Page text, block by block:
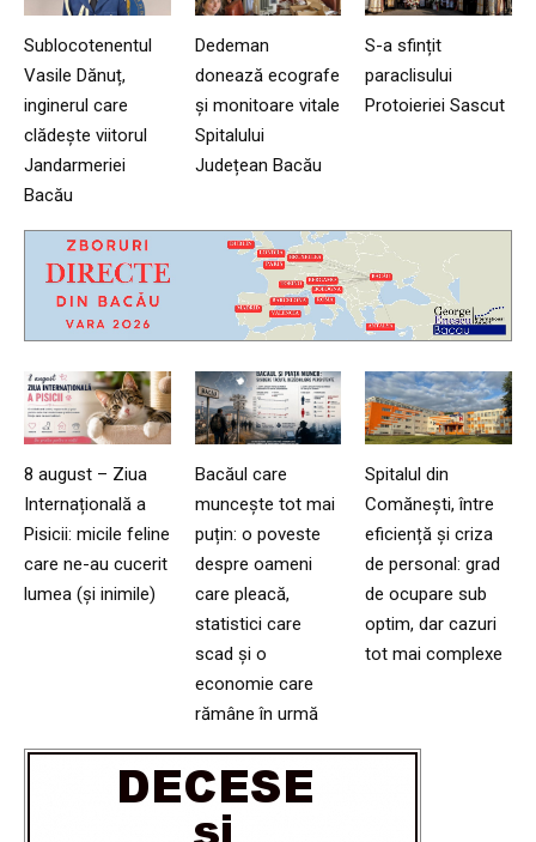
Sublocotenentul
Vasile Dănuț,
inginerul care
clădește viitorul
Jandarmeriei
Bacău
Dedeman
donează ecografe
și monitoare vitale
Spitalului
Județean Bacău
S-a sfințit
paraclisului
Protoieriei Sascut
8 august – Ziua
Internațională a
Pisicii: micile feline
care ne-au cucerit
lumea (și inimile)
Bacăul care
muncește tot mai
puțin: o poveste
despre oameni
care pleacă,
statistici care
scad și o
economie care
rămâne în urmă
Spitalul din
Comănești, între
eficiență și criza
de personal: grad
de ocupare sub
optim, dar cazuri
tot mai complexe